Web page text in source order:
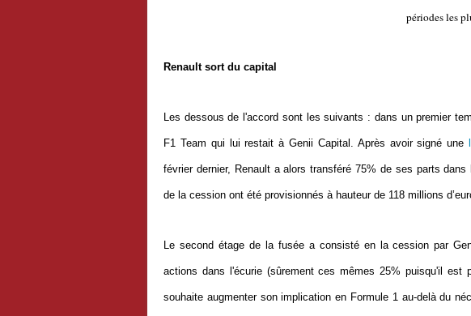
périodes les
Renault sort du capital
Les dessous de l'accord sont les suivants : dans un premier
F1 Team qui lui restait à Genii Capital. Après avoir signé une
février dernier, Renault a alors transféré 75% de ses parts dans
de la cession ont été provisionnés à hauteur de 118 millions
Le second étage de la fusée a consisté en la cession par
actions dans l'écurie (sûrement ces mêmes 25% puisqu'il est
souhaite augmenter son implication en Formule 1 au-delà du